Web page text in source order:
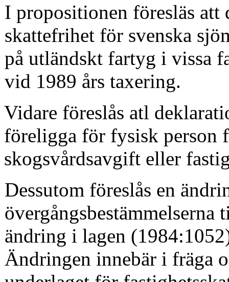
I propositionen föresläs att
skattefrihet för sven­ska
på utländskt fartyg i vissa
vid 1989 års taxering.
Vidare föreslås atl
föreligga för fysisk per­son
skogsvårdsavgift eller
Dessutom föreslås en
ändring i lagen
Änd­ringen innebär i fräga